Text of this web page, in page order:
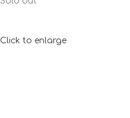
Click to enlarge